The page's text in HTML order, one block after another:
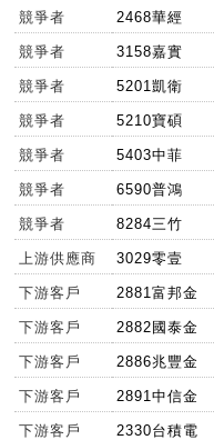
競爭者 2468華經
競爭者 3158嘉實
競爭者 5201凱衛
競爭者 5210寶碩
競爭者 5403中菲
競爭者 6590普鴻
競爭者 8284三竹
上游供應商 3029零壹
下游客戶 2881富邦金
下游客戶 2882國泰金
下游客戶 2886兆豐金
下游客戶 2891中信金
下游客戶 2330台積電